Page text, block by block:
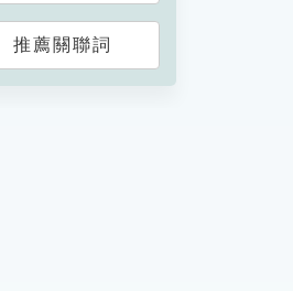
推薦關聯詞